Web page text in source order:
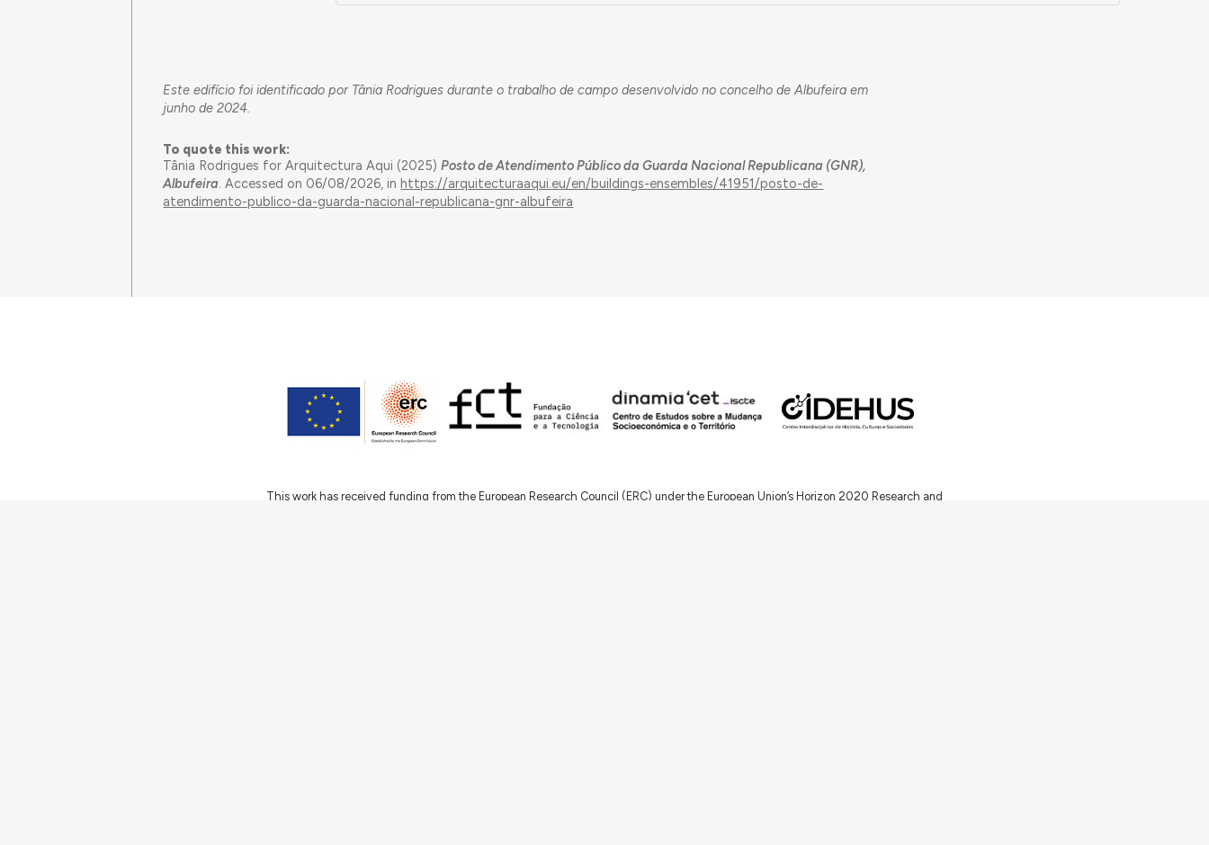
Este edifício foi identificado por Tânia Rodrigues durante o trabalho de campo desenvolvido no concelho de Albufeira em
junho de 2024.
To quote this work:
Tânia Rodrigues for Arquitectura Aqui (2025)Posto de Atendimento Público da Guarda Nacional Republicana (GNR),
Albufeira. Accessed on 06/08/2026, inhttps://arquitecturaaqui.eu/en/buildings-ensembles/41951/posto-de-
atendimento-publico-da-guarda-nacional-republicana-gnr-albufeira
This work has received funding from the European Research Council (ERC) under the European Union’s Horizon 2020 Research and